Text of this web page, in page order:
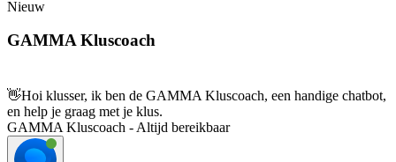
Nieuw
GAMMA Kluscoach
👋Hoi klusser, ik ben de GAMMA Kluscoach, een handige chatbot,
en help je graag met je klus.
GAMMA Kluscoach - Altijd bereikbaar